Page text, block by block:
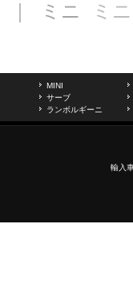
｜ ミニ ミニ
MINI
サーブ
ランボルギーニ
輸入